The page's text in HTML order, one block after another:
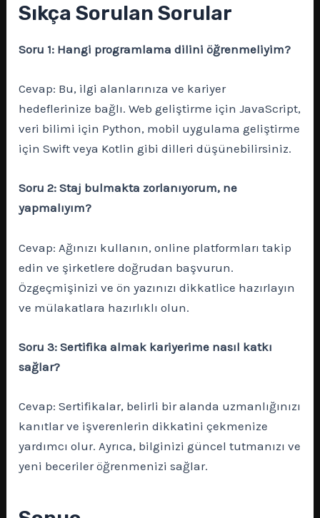
Sıkça Sorulan Sorular
Soru 1: Hangi programlama dilini öğrenmeliyim?
Cevap: Bu, ilgi alanlarınıza ve kariyer
hedeflerinize bağlı. Web geliştirme için JavaScript,
veri bilimi için Python, mobil uygulama geliştirme
için Swift veya Kotlin gibi dilleri düşünebilirsiniz.
Soru 2: Staj bulmakta zorlanıyorum, ne
yapmalıyım?
Cevap: Ağınızı kullanın, online platformları takip
edin ve şirketlere doğrudan başvurun.
Özgeçmişinizi ve ön yazınızı dikkatlice hazırlayın
ve mülakatlara hazırlıklı olun.
Soru 3: Sertifika almak kariyerime nasıl katkı
sağlar?
Cevap: Sertifikalar, belirli bir alanda uzmanlığınızı
kanıtlar ve işverenlerin dikkatini çekmenize
yardımcı olur. Ayrıca, bilginizi güncel tutmanızı ve
yeni beceriler öğrenmenizi sağlar.